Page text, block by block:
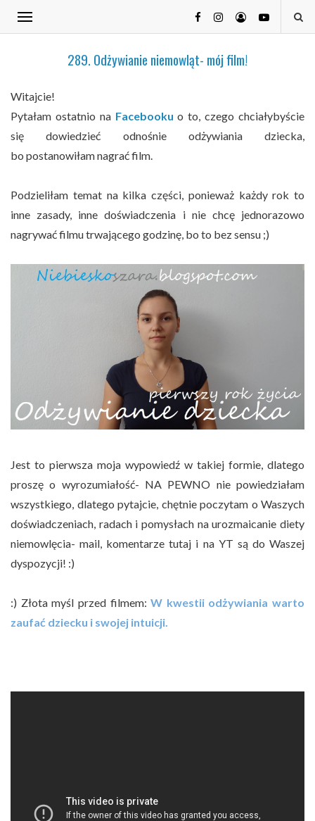
289. Odżywianie niemowląt- mój film!
Witajcie!
Pytałam ostatnio na Facebooku o to, czego chciałybyście
się dowiedzieć odnośnie odżywiania dziecka,
bo postanowiłam nagrać film.
Podzieliłam temat na kilka części, ponieważ każdy rok to
inne zasady, inne doświadczenia i nie chcę jednorazowo
nagrywać filmu trwającego godzinę, bo to bez sensu ;)
Jest to pierwsza moja wypowiedź w takiej formie, dlatego
proszę o wyrozumiałość- NA PEWNO nie powiedziałam
wszystkiego, dlatego pytajcie, chętnie poczytam o Waszych
doświadczeniach, radach i pomysłach na urozmaicanie diety
niemowlęcia- mail, komentarze tutaj i na YT są do Waszej
dyspozycji! :)
:) Złota myśl przed filmem:W kwestii odżywiania warto
zaufać dziecku i swojej intuicji.